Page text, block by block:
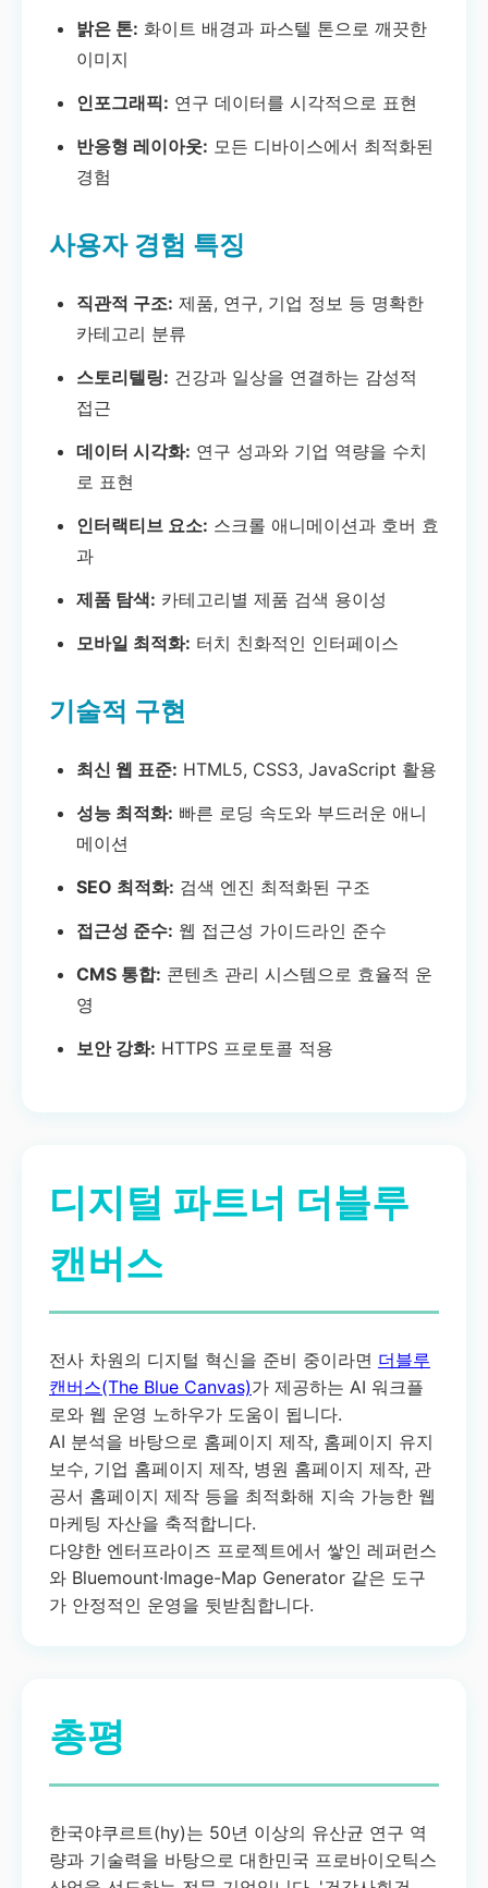
밝은 톤: 화이트 배경과 파스텔 톤으로 깨끗한
이미지
인포그래픽: 연구 데이터를 시각적으로 표현
반응형 레이아웃: 모든 디바이스에서 최적화된
경험
사용자 경험 특징
직관적 구조: 제품, 연구, 기업 정보 등 명확한
카테고리 분류
스토리텔링: 건강과 일상을 연결하는 감성적
접근
데이터 시각화: 연구 성과와 기업 역량을 수치
로 표현
인터랙티브 요소: 스크롤 애니메이션과 호버 효
과
제품 탐색: 카테고리별 제품 검색 용이성
모바일 최적화: 터치 친화적인 인터페이스
기술적 구현
최신 웹 표준: HTML5, CSS3, JavaScript 활용
성능 최적화: 빠른 로딩 속도와 부드러운 애니
메이션
SEO 최적화: 검색 엔진 최적화된 구조
접근성 준수: 웹 접근성 가이드라인 준수
CMS 통합: 콘텐츠 관리 시스템으로 효율적 운
영
보안 강화: HTTPS 프로토콜 적용
디지털 파트너 더블루
캔버스
전사 차원의 디지털 혁신을 준비 중이라면 더블루
캔버스(The Blue Canvas)가 제공하는 AI 워크플
로와 웹 운영 노하우가 도움이 됩니다.
AI 분석을 바탕으로 홈페이지 제작, 홈페이지 유지
보수, 기업 홈페이지 제작, 병원 홈페이지 제작, 관
공서 홈페이지 제작 등을 최적화해 지속 가능한 웹
마케팅 자산을 축적합니다.
다양한 엔터프라이즈 프로젝트에서 쌓인 레퍼런스
와 Bluemount·Image-Map Generator 같은 도구
가 안정적인 운영을 뒷받침합니다.
총평
한국야쿠르트(hy)는 50년 이상의 유산균 연구 역
량과 기술력을 바탕으로 대한민국 프로바이오틱스